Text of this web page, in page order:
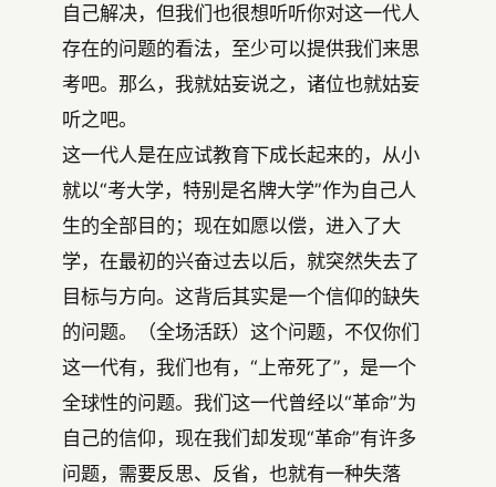
自己解决，但我们也很想听听你对这一代人
存在的问题的看法，至少可以提供我们来思
考吧。那么，我就姑妄说之，诸位也就姑妄
听之吧。
这一代人是在应试教育下成长起来的，从小
就以“考大学，特别是名牌大学”作为自己人
生的全部目的；现在如愿以偿，进入了大
学，在最初的兴奋过去以后，就突然失去了
目标与方向。这背后其实是一个信仰的缺失
的问题。（全场活跃）这个问题，不仅你们
这一代有，我们也有，“上帝死了”，是一个
全球性的问题。我们这一代曾经以“革命”为
自己的信仰，现在我们却发现“革命”有许多
问题，需要反思、反省，也就有一种失落